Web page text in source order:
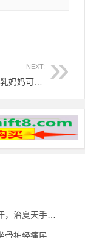
NEXT:
难以置信（哺乳妈妈可以吃葡萄糖吗）哺乳期喝葡萄糖，便秘若在哺乳期，葡萄糖来救急！，
手指肚鼓胀偏方，
坐骨神经痛验方，